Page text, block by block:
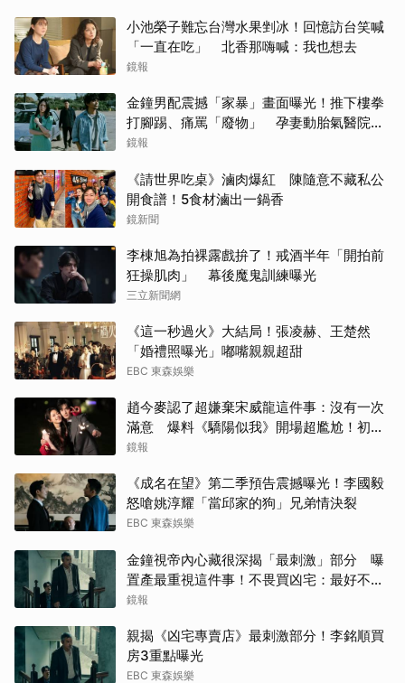
小池榮子難忘台灣水果剉冰！回憶訪台笑喊
「一直在吃」 北香那嗨喊：我也想去
鏡報
金鐘男配震撼「家暴」畫面曝光！推下樓拳
打腳踢、痛罵「廢物」 孕妻動胎氣醫院爆
激烈衝突
鏡報
《請世界吃桌》滷肉爆紅 陳隨意不藏私公
開食譜！5食材滷出一鍋香
鏡新聞
李棟旭為拍裸露戲拚了！戒酒半年「開拍前
狂操肌肉」 幕後魔鬼訓練曝光
三立新聞網
《這一秒過火》大結局！張凌赫、王楚然
「婚禮照曝光」嘟嘴親親超甜
EBC 東森娛樂
趙今麥認了超嫌棄宋威龍這件事：沒有一次
滿意 爆料《驕陽似我》開場超尷尬！初見
面就上演親密戲
鏡報
《成名在望》第二季預告震撼曝光！李國毅
怒嗆姚淳耀「當邱家的狗」兄弟情決裂
EBC 東森娛樂
金鐘視帝內心藏很深揭「最刺激」部分 曝
置產最重視這件事！不畏買凶宅：最好不要
知道
鏡報
親揭《凶宅專賣店》最刺激部分！李銘順買
房3重點曝光
EBC 東森娛樂